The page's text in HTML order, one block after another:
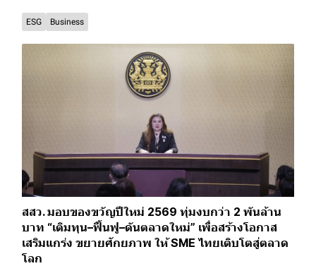
ESG Business
สสว. มอบของขวัญปีใหม่ 2569 ทุ่มงบกว่า 2 พันล้าน
บาท “เติมทุน–ฟื้นฟู–ดันตลาดใหม่” เพื่อสร้างโอกาส
เสริมแกร่ง ขยายศักยภาพ ให้ SME ไทยเติบโตสู่ตลาด
โลก